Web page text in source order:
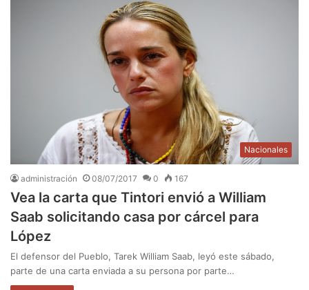
Nacionales
administración 08/07/2017 0 167
Vea la carta que Tintori envió a William
Saab solicitando casa por cárcel para
López
El defensor del Pueblo, Tarek William Saab, leyó este sábado,
parte de una carta enviada a su persona por parte…